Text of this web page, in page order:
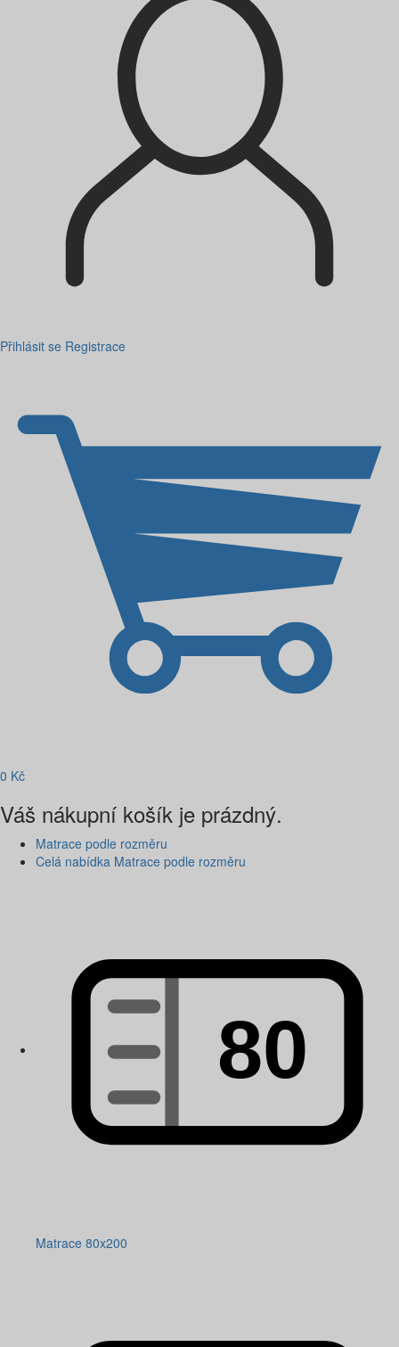
Přihlásit se Registrace
0 Kč
Váš nákupní košík je prázdný.
Matrace podle rozměru
Celá nabídka Matrace podle rozměru
Matrace 80x200